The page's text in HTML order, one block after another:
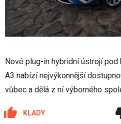
Nové plug-in hybridní ústrojí pod
A3 nabízí nejvýkonnější
vůbec a dělá z ní výborného
KLADY